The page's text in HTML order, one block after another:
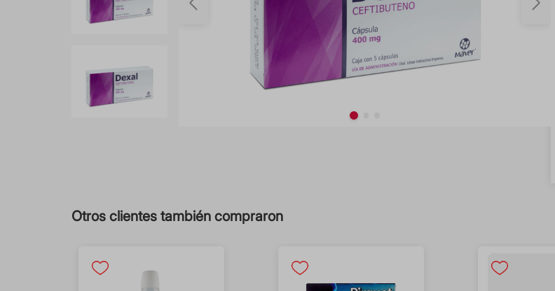
Otros clientes también compraron